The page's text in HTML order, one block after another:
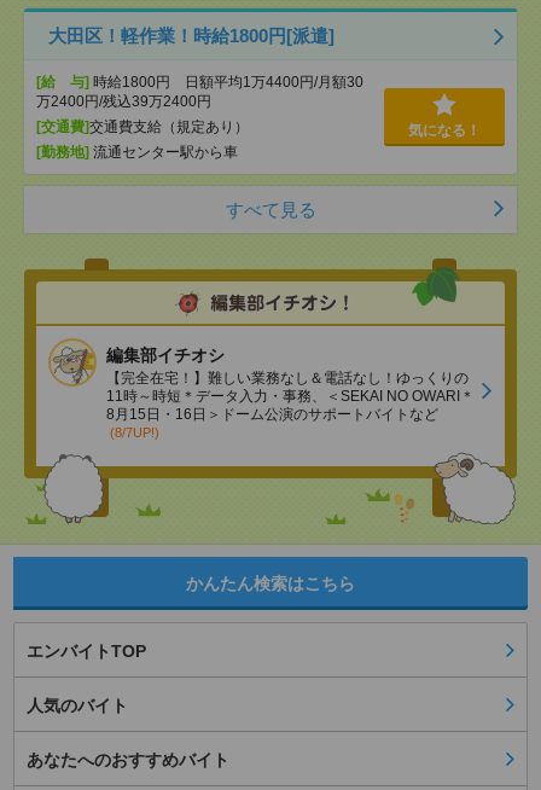
大田区！軽作業！時給1800円[派遣]
[給 与] 時給1800円 日額平均1万4400円/月額30
万2400円/残込39万2400円
[交通費]交通費支給（規定あり）
[勤務地] 流通センター駅から車
気になる！
すべて見る
編集部イチオシ
【完全在宅！】難しい業務なし＆電話なし！ゆっくりの
11時～時短＊データ入力・事務、＜SEKAI NO OWARI＊
8月15日・16日＞ドーム公演のサポートバイトなど
(8/7UP!)
かんたん検索はこちら
エンバイトTOP
人気のバイト
あなたへのおすすめバイト